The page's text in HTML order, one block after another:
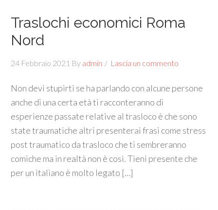
Traslochi economici Roma
Nord
24 Febbraio 2021 By admin Lascia un commento
Non devi stupirti se ha parlando con alcune persone
anche di una certa età ti racconteranno di
esperienze passate relative al trasloco è che sono
state traumatiche altri presenterai frasi come stress
post traumatico da trasloco che ti sembreranno
comiche ma in realtà non è così. Tieni presente che
per un italiano è molto legato […]